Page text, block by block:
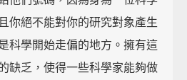
你絕不能對你的研究對象產生
科學開始走偏的地方。擁有這
缺乏，使得一些科學家能夠做